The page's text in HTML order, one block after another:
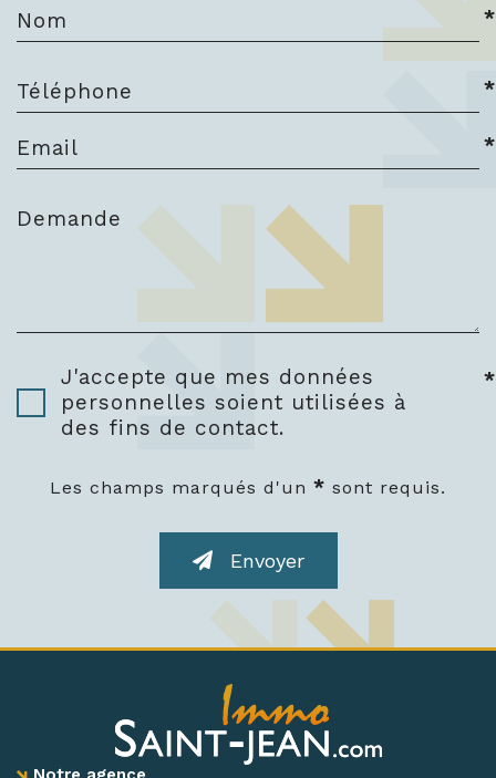
Nom *
Téléphone *
Email *
Demande
J'accepte que mes données
personnelles soient utilisées à
des fins de contact.
*
Les champs marqués d'un * sont requis.
Envoyer